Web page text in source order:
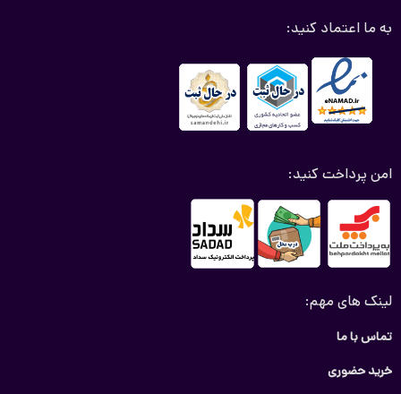
به ما اعتماد کنید:
امن پرداخت کنید:
لینک های مهم:
تماس با ما
خرید حضوری